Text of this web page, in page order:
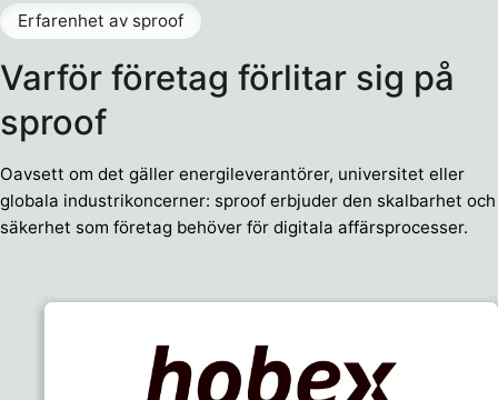
Erfarenhet av sproof
Varför företag förlitar sig på
sproof
Oavsett om det gäller energileverantörer, universitet eller
globala industrikoncerner: sproof erbjuder den skalbarhet och
säkerhet som företag behöver för digitala affärsprocesser.